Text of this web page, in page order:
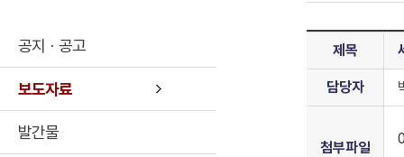
제목
담당자
첨부파일
공지ㆍ공고
보도자료
발간물